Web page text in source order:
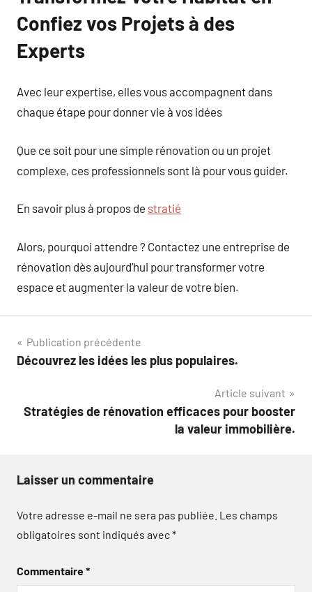
Confiez vos Projets à des
Experts
Avec leur expertise, elles vous accompagnent dans
chaque étape pour donner vie à vos idées
Que ce soit pour une simple rénovation ou un projet
complexe, ces professionnels sont là pour vous guider.
En savoir plus à propos de stratié
Alors, pourquoi attendre ? Contactez une entreprise de
rénovation dès aujourd’hui pour transformer votre
espace et augmenter la valeur de votre bien.
Navigation
de
Publication précédente
Découvrez les idées les plus populaires.
Article suivant
Stratégies de rénovation efficaces pour booster
la valeur immobilière.
Laisser un commentaire
Votre adresse e-mail ne sera pas publiée. Les champs
obligatoires sont indiqués avec*
Commentaire*